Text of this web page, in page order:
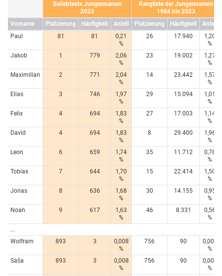
Beliebteste Jungennamen
2023
Rangliste der Jungennamen
1984 bis 2023
Vorname
Platzierung Häufigkeit Anteil Platzierung Häufigkeit
Anteil
Paul
81 81
0,21
%
26 17.940
1,20
%
Jakob
1 779
2,06
%
23 19.002
1,27
%
Maximilian
2 771
2,04
%
14 23.442
1,57
%
Elias
3 746
1,97
%
29 15.094
1,01
%
Felix
4 694
1,83
%
27 17.003
1,14
%
David
4 694
1,83
%
8 29.400
1,96
%
Leon
6 659
1,74
%
35 11.712
0,78
%
Tobias
7 644
1,70
%
15 22.414
1,50
%
Jonas
8 636
1,68
%
30 14.155
0,95
%
Noah
9 617
1,63
%
46 8.331
0,56
%
...
Wolfram
893 3
0,008
%
756 90
0,006
%
Saša
893 3
0,008
%
756 90
0,006
%